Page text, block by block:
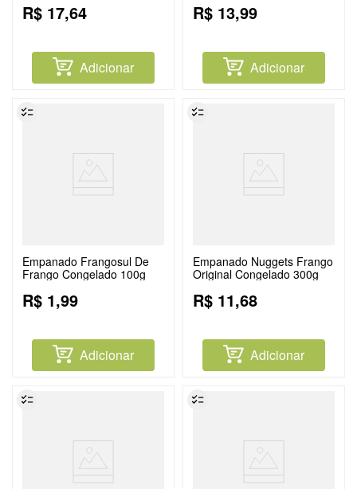
R$ 17,64
Adicionar
R$ 13,99
Adicionar
Empanado Frangosul De
Frango Congelado 100g
R$ 1,99
Adicionar
Empanado Nuggets Frango
Original Congelado 300g
R$ 11,68
Adicionar